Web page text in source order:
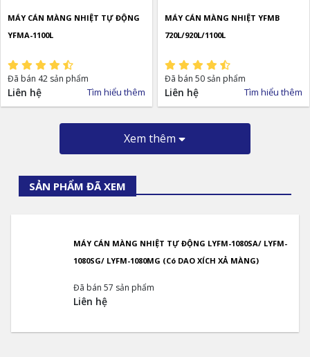
MÁY CÁN MÀNG NHIỆT TỰ ĐỘNG
YFMA-1100L
Đã bán 42 sản phẩm
Liên hệ Tìm hiểu thêm
MÁY CÁN MÀNG NHIỆT YFMB
720L/920L/1100L
Đã bán 50 sản phẩm
Liên hệ Tìm hiểu thêm
Xem thêm
SẢN PHẨM ĐÃ XEM
MÁY CÁN MÀNG NHIỆT TỰ ĐỘNG LYFM-1080SA/ LYFM-
1080SG/ LYFM-1080MG (Có DAO XÍCH XẢ MÀNG)
Đã bán 57 sản phẩm
Liên hệ